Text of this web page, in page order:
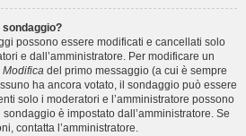
possono essere modificati e cancellati solo
e dall’amministratore. Per modificare un
Modifica del primo messaggio (a cui è sempre
ha ancora votato, il sondaggio può essere
solo i moderatori e l’amministratore possono
è impostato dall’amministratore. Se
contatta l’amministratore.